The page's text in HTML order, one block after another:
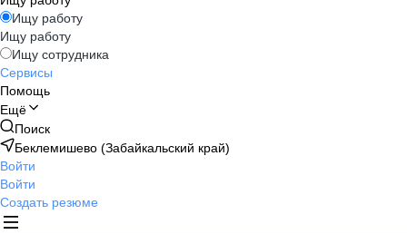
Ищу работу
Ищу работу
Ищу сотрудника
Сервисы
Помощь
Ещё
Поиск
Беклемишево (Забайкальский край)
Войти
Войти
Создать резюме